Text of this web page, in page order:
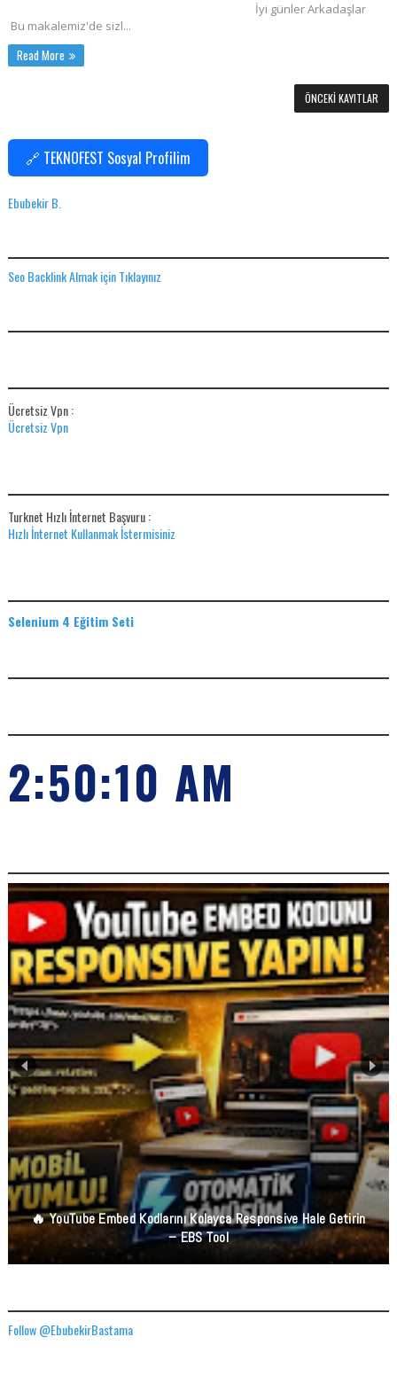
İyi günler Arkadaşlar
Bu makalemiz'de sizl...
Read More
ÖNCEKI KAYITLAR
🔗 TEKNOFEST Sosyal Profilim
Ebubekir B.
Seo Backlink Almak için Tıklayınız
Ücretsiz Vpn :
Ücretsiz Vpn
Turknet Hızlı İnternet Başvuru :
Hızlı İnternet Kullanmak İstermisiniz
Selenium 4 Eğitim Seti
2:50:11 AM
🔥 YouTube Embed Kodlarını Kolayca Responsive Hale Getirin
– EBS Tool
Follow @EbubekirBastama